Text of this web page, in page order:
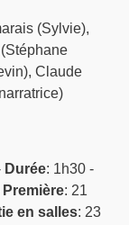
(Sylvie),
Claude
Durée: 1h30 -
Première: 21
en salles: 23